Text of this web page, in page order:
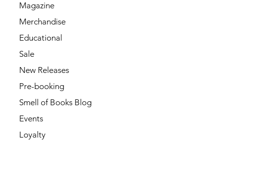
Magazine
Merchandise
Educational
Sale
New Releases
Pre-booking
Smell of Books Blog
Events
Loyalty